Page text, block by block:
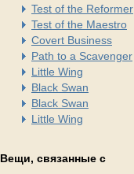
Test of the Reformer
Test of the Maestro
Covert Business
Path to a Scavenger
Little Wing
Black Swan
Black Swan
Little Wing
Вещи, связанные с